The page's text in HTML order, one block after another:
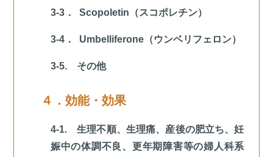
3-3． Scopoletin（スコポレチン）
3-4． Umbelliferone（ウンベリフェロン）
3-5. その他
４．効能・効果
4-1. 生理不順、生理痛、産後の肥立ち、妊
娠中の体調不良、更年期障害等の婦人科系